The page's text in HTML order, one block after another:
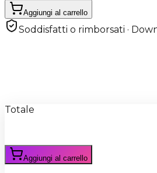
Aggiungi al carrello
Soddisfatti o rimborsati ·
Totale
Aggiungi al carrello